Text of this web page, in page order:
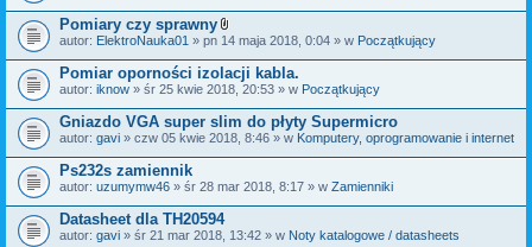
ł
c
z
i
k
i
Pomiary czy sprawny
Z
ł
ą
c
z
n
i
autor: ElektroNauka01 » pn 14 maja 2018, 0:04 » w Początkujący
Pomiar oporności izolacji kabla.
autor: iknow » śr 25 kwie 2018, 20:53 » w Początkujący
Gniazdo VGA super slim do płyty Supermicro
autor: gavi » czw 05 kwie 2018, 8:46 » w Komputery, oprogramowanie i internet
Ps232s zamiennik
autor: uzumymw46 » śr 28 mar 2018, 8:17 » w Zamienniki
Datasheet dla TH20594
autor: gavi » śr 21 mar 2018, 13:42 » w Noty katalogowe / datasheets